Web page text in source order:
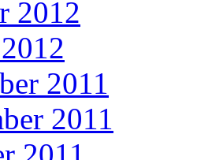
2012
2011
2011